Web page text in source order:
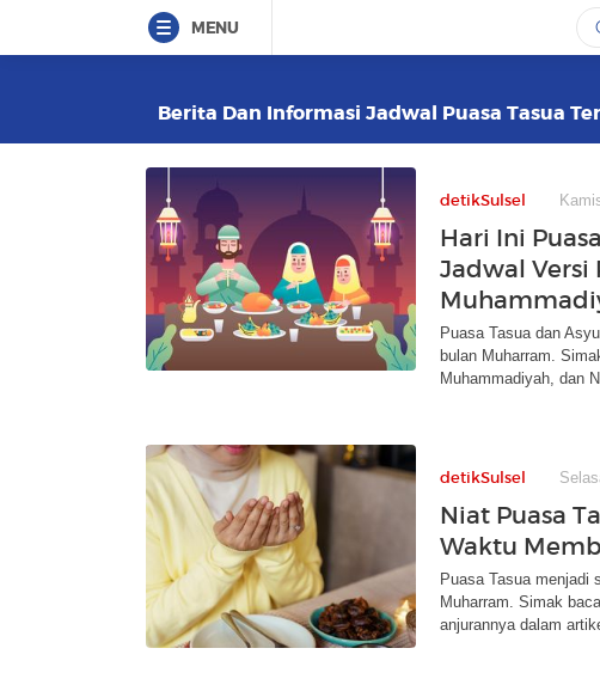
MENU
Berita Dan Informasi Jadwal Puasa Tasua
detikSulsel
Hari Ini
Jadwal Versi
Puasa Tasua dan
bulan Muharram.
Muhammadiyah, dan
detikSulsel
Niat Puasa
Waktu
Puasa Tasua menjadi
Muharram. Simak
anjurannya dalam